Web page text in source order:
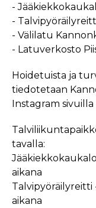
-
-
- Välilatu
- Latuverkosto
Hoidetuista ja
tiedotetaan
Instagram
tavalla:
aikana
aikana